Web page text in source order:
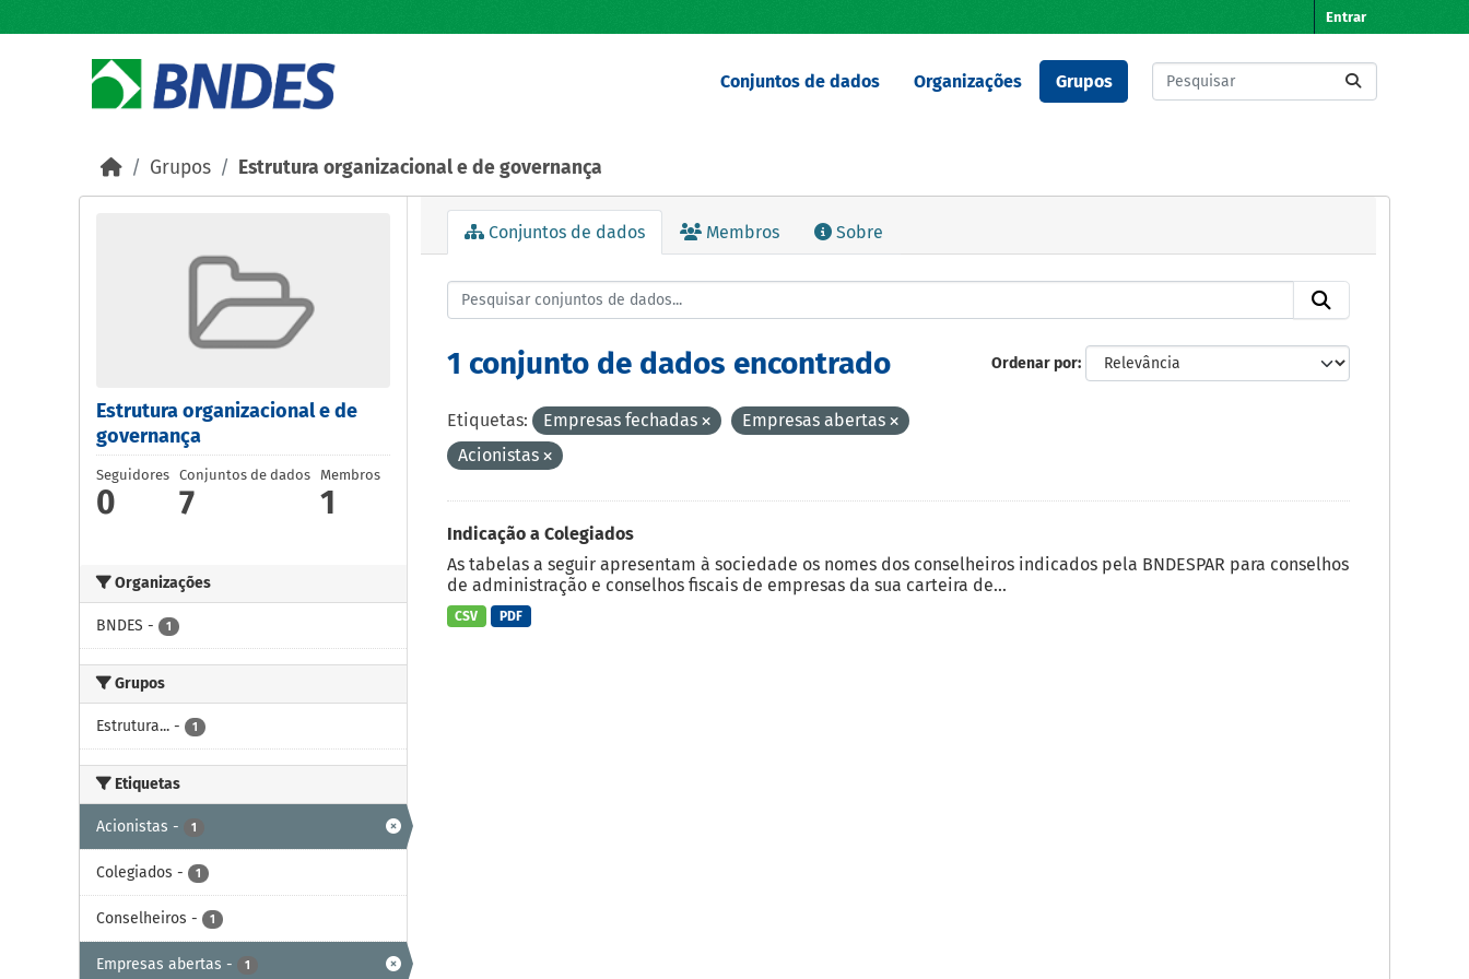
Entrar
Conjuntos de dados Organizações Grupos
Grupos Estrutura organizacional e de governança
Estrutura organizacional e de
governança
Seguidores
0
Conjuntos de dados
7
Membros
1
Organizações
BNDES - 1
Grupos
Estrutura... - 1
Etiquetas
Acionistas - 1
Colegiados - 1
Conselheiros - 1
Empresas abertas - 1
Conjuntos de dados Membros Sobre
Ordenar por
1 conjunto de dados encontrado
Etiquetas: Empresas fechadas
Empresas abertas
Acionistas
Indicação a Colegiados
As tabelas a seguir apresentam à sociedade os nomes dos conselheiros indicados pela BNDESPAR para conselhos
de administração e conselhos fiscais de empresas da sua carteira de...
CSV PDF